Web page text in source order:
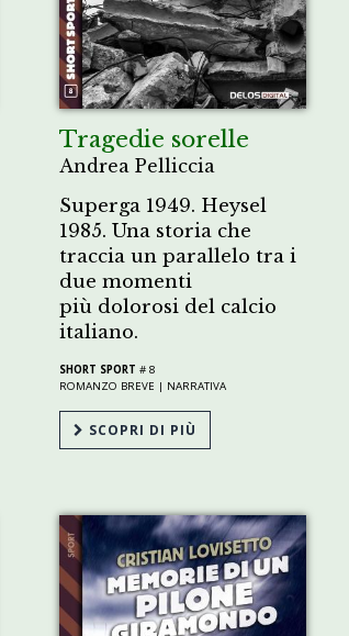
Tragedie sorelle
Andrea Pelliccia
Superga 1949. Heysel
1985. Una storia che
traccia un parallelo tra i
due momenti
più dolorosi del calcio
italiano.
SHORT SPORT # 8
ROMANZO BREVE | NARRATIVA
SCOPRI DI PIÙ